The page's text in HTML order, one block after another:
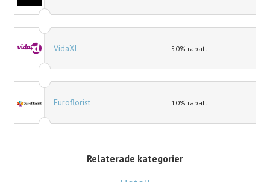
VidaXL 50% rabatt
Euroflorist 10% rabatt
Relaterade kategorier